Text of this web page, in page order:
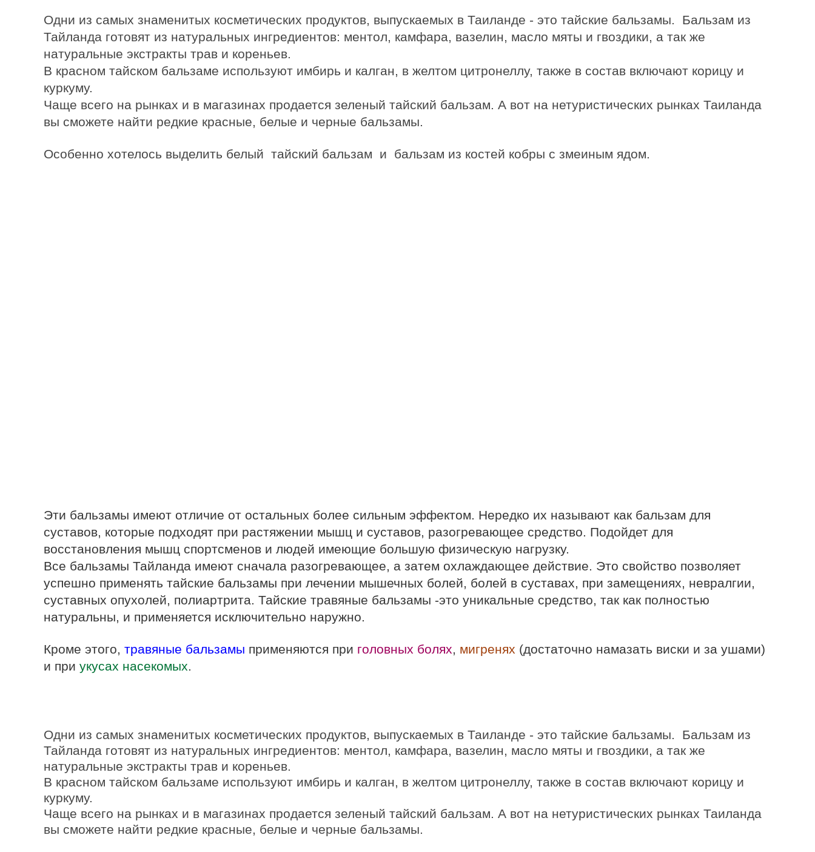
Одни из самых знаменитых косметических продуктов, выпускаемых в Таиланде - это тайские бальзамы. Бальзам из
Тайланда готовят из натуральных ингредиентов: ментол, камфара, вазелин, масло мяты и гвоздики, а так же
натуральные экстракты трав и кореньев.
В красном тайском бальзаме используют имбирь и калган, в желтом цитронеллу, также в состав включают корицу и
куркуму.
Чаще всего на рынках и в магазинах продается зеленый тайский бальзам. А вот на нетуристических рынках Таиланда
вы сможете найти редкие красные, белые и черные бальзамы.
Особенно хотелось выделить белый тайский бальзам и бальзам из костей кобры с змеиным ядом.
Эти бальзамы имеют отличие от остальных более сильным эффектом. Нередко их называют как бальзам для
суставов, которые подходят при растяжении мышц и суставов, разогревающее средство. Подойдет для
восстановления мышц спортсменов и людей имеющие большую физическую нагрузку.
Все бальзамы Тайланда имеют сначала разогревающее, а затем охлаждающее действие. Это свойство позволяет
успешно применять тайские бальзамы при лечении мышечных болей, болей в суставах, при замещениях, невралгии,
суставных опухолей, полиартрита. Тайские травяные бальзамы -это уникальные средство, так как полностью
натуральны, и применяется исключительно наружно.
Кроме этого, травяные бальзамы применяются при головных болях, мигренях (достаточно намазать виски и за ушами)
и при укусах насекомых.
Одни из самых знаменитых косметических продуктов, выпускаемых в Таиланде - это тайские бальзамы. Бальзам из
Тайланда готовят из натуральных ингредиентов: ментол, камфара, вазелин, масло мяты и гвоздики, а так же
натуральные экстракты трав и кореньев.
В красном тайском бальзаме используют имбирь и калган, в желтом цитронеллу, также в состав включают корицу и
куркуму.
Чаще всего на рынках и в магазинах продается зеленый тайский бальзам. А вот на нетуристических рынках Таиланда
вы сможете найти редкие красные, белые и черные бальзамы.